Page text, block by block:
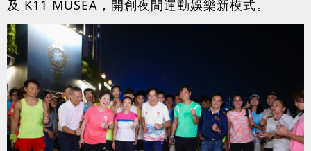
及 K11 MUSEA，開創夜間運動娛樂新模式。